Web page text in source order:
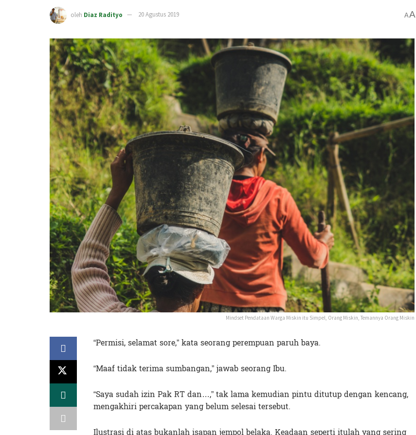
oleh Diaz Radityo 20 Agustus 2019 AA
Mindset Pendataan Warga Miskin itu Simpel, Orang Miskin, Temannya Orang Miskin
“Permisi, selamat sore,” kata seorang perempuan paruh baya.
“Maaf tidak terima sumbangan,” jawab seorang Ibu.
“Saya sudah izin Pak RT dan…,” tak lama kemudian pintu ditutup dengan kencang,
mengakhiri percakapan yang belum selesai tersebut.